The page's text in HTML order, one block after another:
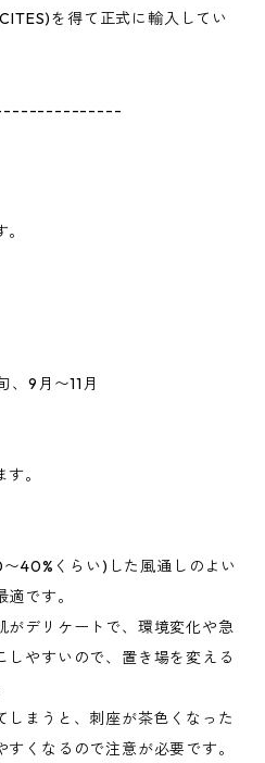
を得て正式に輸入してい
9月〜11月
。
40%くらい)した風通しのよい
です。
デリケートで、環境変化や急
しやすいので、置き場を変える
まうと、刺座が茶色くなった
くなるので注意が必要です。